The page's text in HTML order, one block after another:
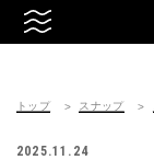
トップ スナップ
2025.11.24